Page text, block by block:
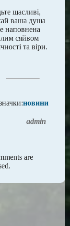
щасливі,
ваша душа
наповнена
сяйвом
та віри.
новини
admin
are